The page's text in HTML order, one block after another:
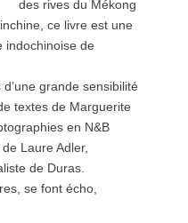
des rives du Mékong
ce livre est une
indochinoise de
grande sensibilité
textes de Marguerite
en N&B
Laure Adler,
de Duras.
se font écho,